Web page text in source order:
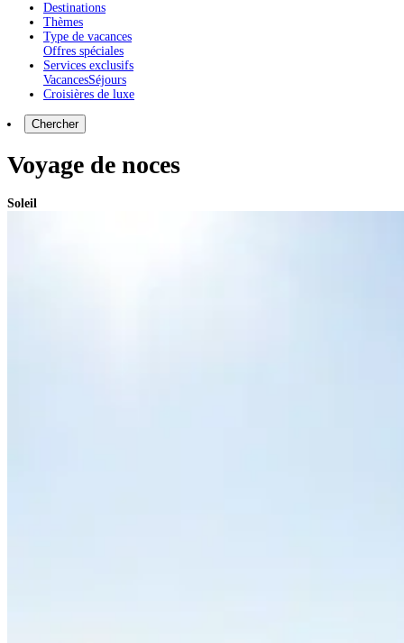
Destinations
Thèmes
Type de vacances
Offres spéciales
Services exclusifs
VacancesSéjours
Croisières de luxe
Chercher
Voyage de noces
Soleil